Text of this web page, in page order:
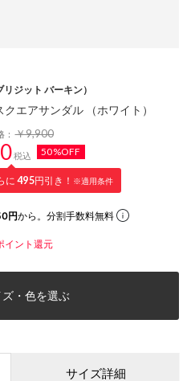
リジット バーキン）
エアサンダル （ホワイト）
：￥9,900
税込 50%OFF
に495円引き！ ※適用条件
円から。分割手数料無料
イント還元
・色を選ぶ
サイズ詳細